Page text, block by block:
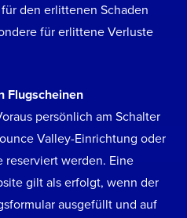
den erlittenen Schaden
für erlittene Verluste
Flugscheinen
persönlich am Schalter
Valley-Einrichtung oder
reserviert werden. Eine
gilt als erfolgt, wenn der
ausgefüllt und auf